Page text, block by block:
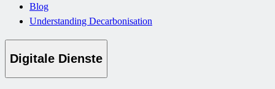
Blog
Understanding Decarbonisation
Digitale Dienste